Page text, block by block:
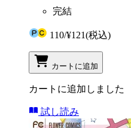
完結
110/¥121(税込)
カートに追加
カートに追加しました
試し読み